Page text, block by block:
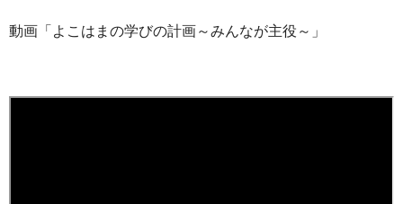
動画「よこはまの学びの計画～みんなが主役～」